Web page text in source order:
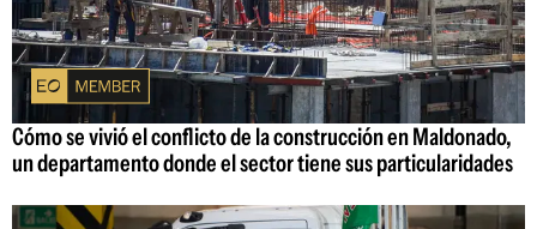
Cómo se vivió el conflicto de la construcción en Maldonado,
un departamento donde el sector tiene sus particularidades